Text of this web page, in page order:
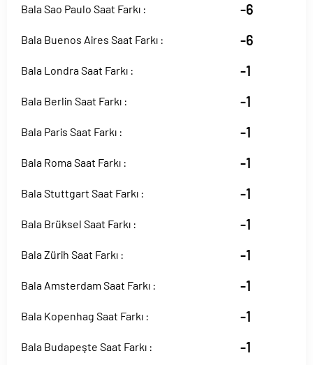
Bala Sao Paulo Saat Farkı : -6
Bala Buenos Aires Saat Farkı : -6
Bala Londra Saat Farkı : -1
Bala Berlin Saat Farkı : -1
Bala Paris Saat Farkı : -1
Bala Roma Saat Farkı : -1
Bala Stuttgart Saat Farkı : -1
Bala Brüksel Saat Farkı : -1
Bala Zürih Saat Farkı : -1
Bala Amsterdam Saat Farkı : -1
Bala Kopenhag Saat Farkı : -1
Bala Budapeşte Saat Farkı : -1